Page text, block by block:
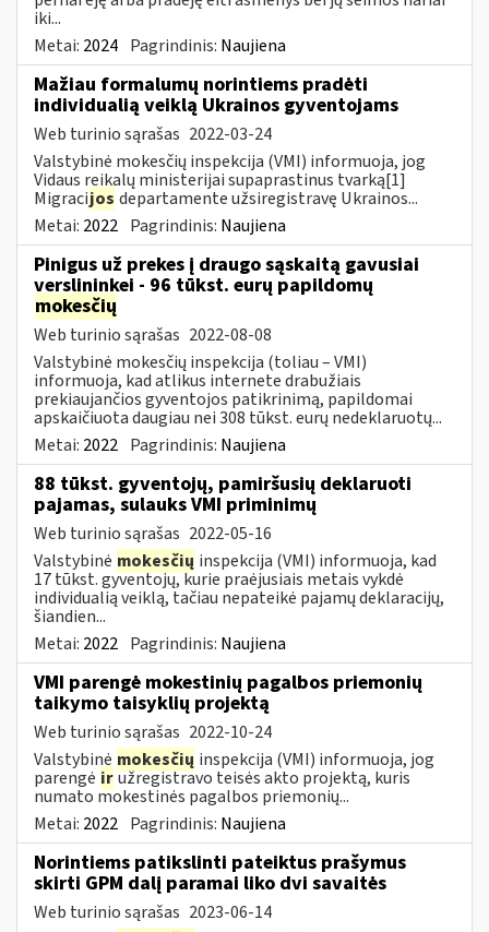
iki...
Metai: 2024 Pagrindinis: Naujiena
Mažiau formalumų norintiems pradėti
individualią veiklą Ukrainos gyventojams
Web turinio sąrašas 2022-03-24
Valstybinė mokesčių inspekcija (VMI) informuoja, jog
Vidaus reikalų ministerijai supaprastinus tvarką[1]
Migracijos departamente užsiregistravę Ukrainos...
Metai: 2022 Pagrindinis: Naujiena
Pinigus už prekes į draugo sąskaitą gavusiai
verslininkei - 96 tūkst. eurų papildomų
mokesčių
Web turinio sąrašas 2022-08-08
Valstybinė mokesčių inspekcija (toliau – VMI)
informuoja, kad atlikus internete drabužiais
prekiaujančios gyventojos patikrinimą, papildomai
apskaičiuota daugiau nei 308 tūkst. eurų nedeklaruotų...
Metai: 2022 Pagrindinis: Naujiena
88 tūkst. gyventojų, pamiršusių deklaruoti
pajamas, sulauks VMI priminimų
Web turinio sąrašas 2022-05-16
Valstybinė mokesčių inspekcija (VMI) informuoja, kad
17 tūkst. gyventojų, kurie praėjusiais metais vykdė
individualią veiklą, tačiau nepateikė pajamų deklaracijų,
šiandien...
Metai: 2022 Pagrindinis: Naujiena
VMI parengė mokestinių pagalbos priemonių
taikymo taisyklių projektą
Web turinio sąrašas 2022-10-24
Valstybinė mokesčių inspekcija (VMI) informuoja, jog
parengė iružregistravo teisės akto projektą, kuris
numato mokestinės pagalbos priemonių...
Metai: 2022 Pagrindinis: Naujiena
Norintiems patikslinti pateiktus prašymus
skirti GPM dalį paramai liko dvi savaitės
Web turinio sąrašas 2023-06-14